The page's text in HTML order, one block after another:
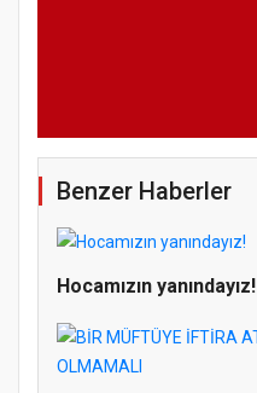
Benzer Haberler
Hocamızın yanındayız!